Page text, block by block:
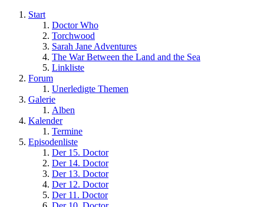
Start
Doctor Who
Torchwood
Sarah Jane Adventures
The War Between the Land and the Sea
Linkliste
Forum
Unerledigte Themen
Galerie
Alben
Kalender
Termine
Episodenliste
Der 15. Doctor
Der 14. Doctor
Der 13. Doctor
Der 12. Doctor
Der 11. Doctor